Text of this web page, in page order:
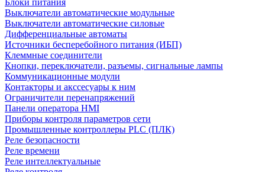
Блоки питания
Выключатели автоматические модульные
Выключатели автоматические силовые
Дифференциальные автоматы
Источники бесперебойного питания (ИБП)
Клеммные соединители
Кнопки, переключатели, разъемы, сигнальные лампы
Коммуникационные модули
Контакторы и акссесуары к ним
Ограничители перенапряжений
Панели оператора HMI
Приборы контроля параметров сети
Промышленные контроллеры PLC (ПЛК)
Реле безопасности
Реле времени
Реле интеллектуальные